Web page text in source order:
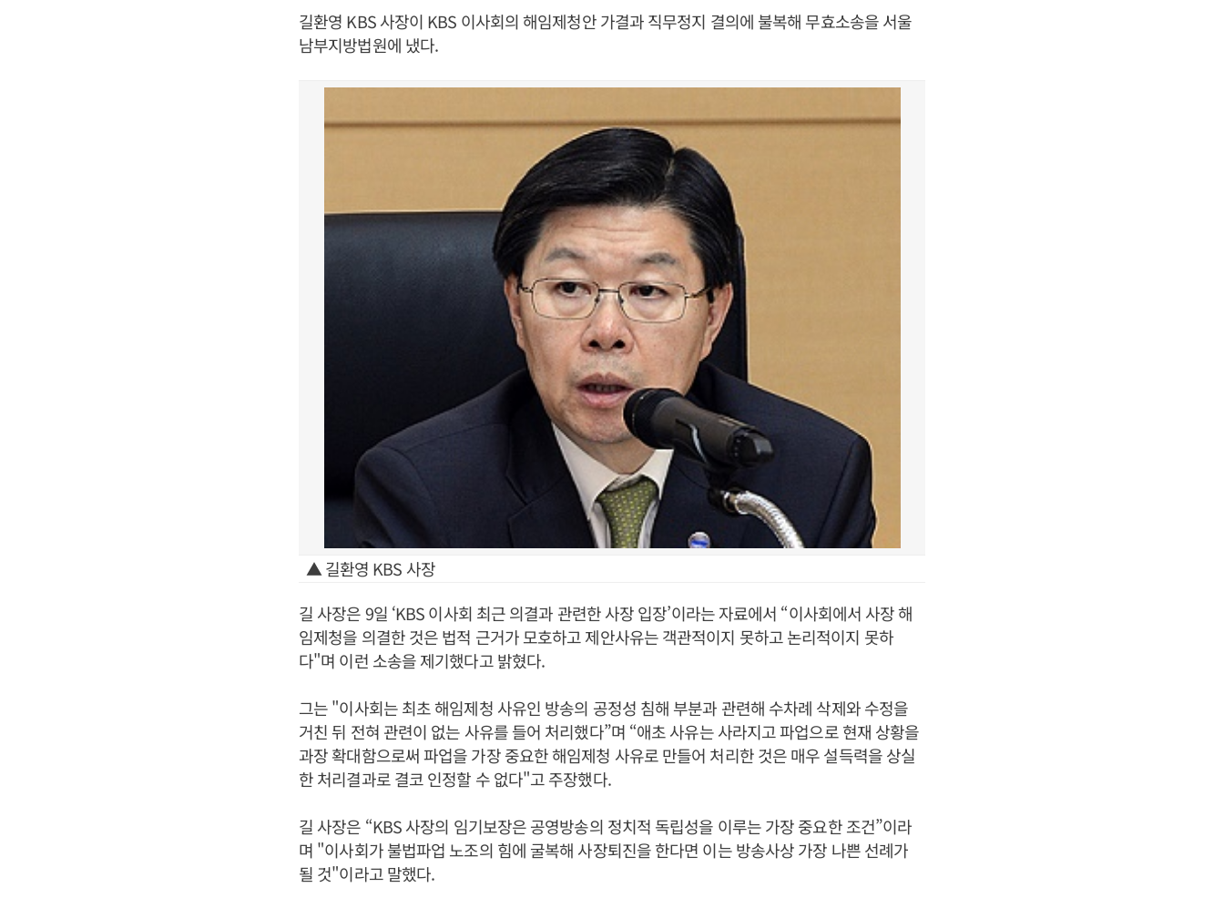
길환영 KBS 사장이 KBS 이사회의 해임제청안 가결과 직무정지 결의에 불복해 무효소송을 서울
남부지방법원에 냈다.
▲ 길환영 KBS 사장
길 사장은 9일 ‘KBS 이사회 최근 의결과 관련한 사장 입장’이라는 자료에서 “이사회에서 사장 해
임제청을 의결한 것은 법적 근거가 모호하고 제안사유는 객관적이지 못하고 논리적이지 못하
다"며 이런 소송을 제기했다고 밝혔다.
그는 "이사회는 최초 해임제청 사유인 방송의 공정성 침해 부분과 관련해 수차례 삭제와 수정을
거친 뒤 전혀 관련이 없는 사유를 들어 처리했다”며 “애초 사유는 사라지고 파업으로 현재 상황을
과장 확대함으로써 파업을 가장 중요한 해임제청 사유로 만들어 처리한 것은 매우 설득력을 상실
한 처리결과로 결코 인정할 수 없다"고 주장했다.
길 사장은 “KBS 사장의 임기보장은 공영방송의 정치적 독립성을 이루는 가장 중요한 조건”이라
며 "이사회가 불법파업 노조의 힘에 굴복해 사장퇴진을 한다면 이는 방송사상 가장 나쁜 선례가
될 것"이라고 말했다.